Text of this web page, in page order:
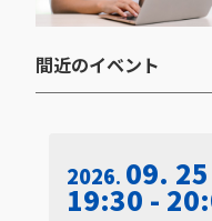
間近のイベント​
2026 09. 25
19:30 -